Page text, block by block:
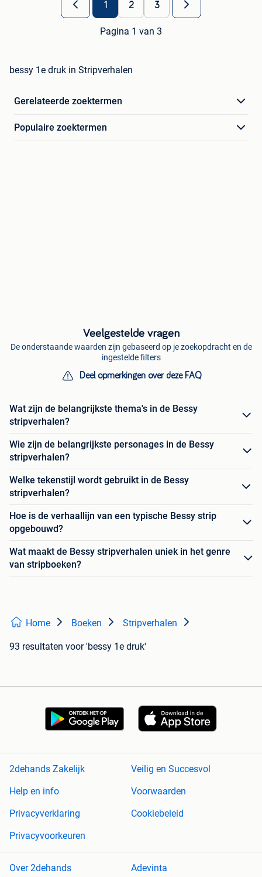
1 2 3
Pagina 1 van 3
bessy 1e druk in Stripverhalen
Gerelateerde zoektermen
Populaire zoektermen
Veelgestelde vragen
De onderstaande waarden zijn gebaseerd op je zoekopdracht en de
ingestelde filters
Deel opmerkingen over deze FAQ
Wat zijn de belangrijkste thema's in de Bessy
stripverhalen?
Wie zijn de belangrijkste personages in de Bessy
stripverhalen?
Welke tekenstijl wordt gebruikt in de Bessy
stripverhalen?
Hoe is de verhaallijn van een typische Bessy strip
opgebouwd?
Wat maakt de Bessy stripverhalen uniek in het genre
van stripboeken?
Home Boeken Stripverhalen
93 resultaten voor 'bessy 1e druk'
2dehands Zakelijk
Veilig en Succesvol
Help en info
Voorwaarden
Privacyverklaring
Cookiebeleid
Privacyvoorkeuren
Over 2dehands Adevinta